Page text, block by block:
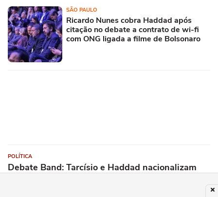
SÃO PAULO
Ricardo Nunes cobra Haddad após
citação no debate a contrato de wi-fi
com ONG ligada a filme de Bolsonaro
POLÍTICA
Debate Band: Tarcísio e Haddad nacionalizam